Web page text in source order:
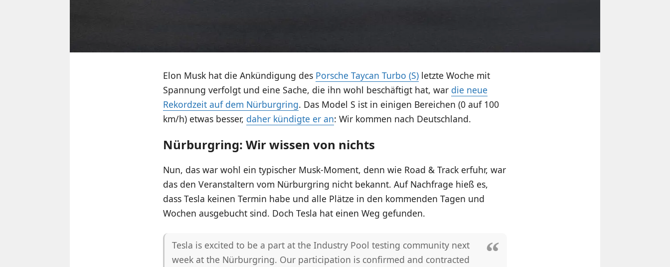
Elon Musk hat die Ankündigung des Porsche Taycan Turbo (S)letzte Woche mit
Spannung verfolgt und eine Sache, die ihn wohl beschäftigt hat, war die neue
Rekordzeit auf dem Nürburgring. Das Model S ist in einigen Bereichen (0 auf 100
km/h) etwas besser, daher kündigte er an: Wir kommen nach Deutschland.
Nürburgring: Wir wissen von nichts
Nun, das war wohl ein typischer Musk-Moment, denn wie Road & Track erfuhr, war
das den Veranstaltern vom Nürburgring nicht bekannt. Auf Nachfrage hieß es,
dass Tesla keinen Termin habe und alle Plätze in den kommenden Tagen und
Wochen ausgebucht sind. Doch Tesla hat einen Weg gefunden.
Tesla is excited to be a part at the Industry Pool testing community next
week at the Nürburgring. Our participation is confirmed and contracted